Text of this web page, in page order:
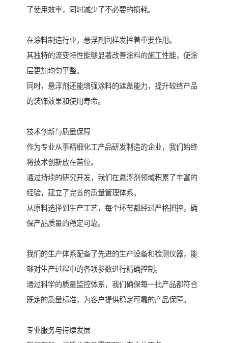
了使用效率，同时减少了不必要的损耗。
在涂料制造行业，悬浮剂同样发挥着重要作用。
其独特的流变特性能够显著改善涂料的施工性能，使涂
层更加均匀平整。
同时，悬浮剂还能增强涂料的遮盖能力，提升较终产品
的装饰效果和使用寿命。
技术创新与质量保障
作为专业从事精细化工产品研发制造的企业，我们始终
将技术创新放在首位。
通过持续的研究开发，我们在悬浮剂领域积累了丰富的
经验，建立了完善的质量管理体系。
从原料选择到生产工艺，每个环节都经过严格把控，确
保产品质量的稳定可靠。
我们的生产体系配备了先进的生产设备和检测仪器，能
够对生产过程中的各项参数进行精确控制。
通过科学的质量监控体系，我们确保每一批产品都符合
既定的质量标准，为客户提供稳定可靠的产品保障。
专业服务与持续发展